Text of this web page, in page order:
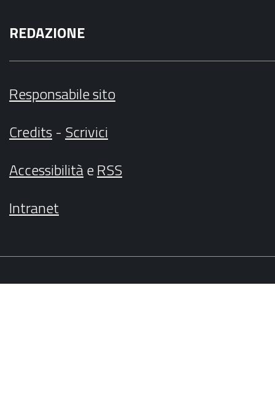
REDAZIONE
Responsabile sito
Credits- Scrivici
AccessibilitàeRSS
Intranet